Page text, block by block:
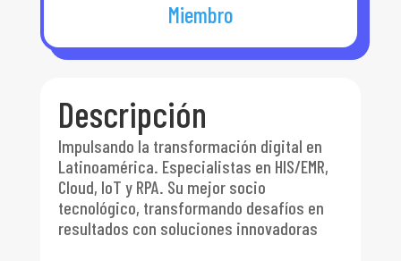
Miembro
Descripción
Impulsando la transformación digital en
Latinoamérica. Especialistas en HIS/EMR,
Cloud, IoT y RPA. Su mejor socio
tecnológico, transformando desafíos en
resultados con soluciones innovadoras